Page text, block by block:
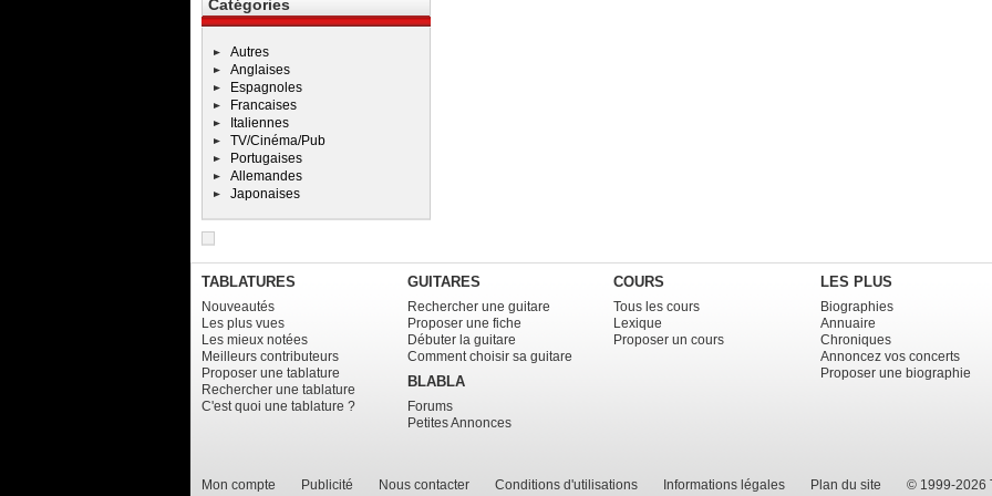
Catégories
Autres
Anglaises
Espagnoles
Francaises
Italiennes
TV/Cinéma/Pub
Portugaises
Allemandes
Japonaises
TABLATURES
Nouveautés
Les plus vues
Les mieux notées
Meilleurs contributeurs
Proposer une tablature
Rechercher une tablature
C'est quoi une tablature ?
GUITARES
Rechercher une guitare
Proposer une fiche
Débuter la guitare
Comment choisir sa guitare
BLABLA
Forums
Petites Annonces
COURS
Tous les cours
Lexique
Proposer un cours
LES PLUS
Biographies
Annuaire
Chroniques
Annoncez vos concerts
Proposer une biographie
Mon compte Publicité Nous contacter Conditions d'utilisations Informations légales Plan du site © 1999-2026